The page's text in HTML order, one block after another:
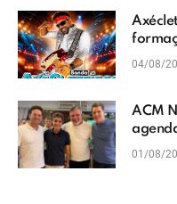
do
04/08/
ACM
e
01/08/